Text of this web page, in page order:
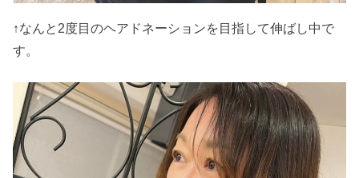
↑なんと2度目のヘアドネーションを目指して伸ばし中で
す。